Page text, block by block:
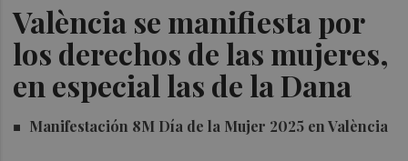
València se manifiesta por
los derechos de las mujeres,
en especial las de la Dana
Manifestación 8M Día de la Mujer 2025 en València